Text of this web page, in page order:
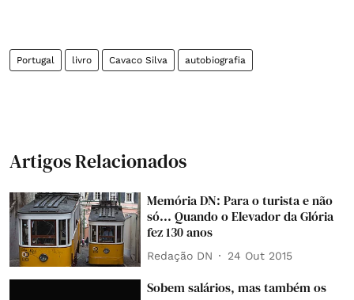
Portugal livro Cavaco Silva autobiografia
Artigos Relacionados
Memória DN: Para o turista e não
só... Quando o Elevador da Glória
fez 130 anos
Redação DN 24 Out 2015
Sobem salários, mas também os